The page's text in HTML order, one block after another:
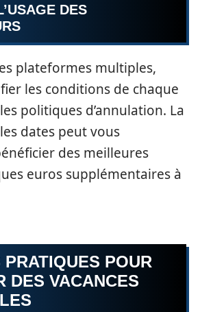
DES
plateformes multiples,
les conditions de chaque
politiques d’annulation. La
dates peut vous
des meilleures
euros supplémentaires à
POUR
DES VACANCES